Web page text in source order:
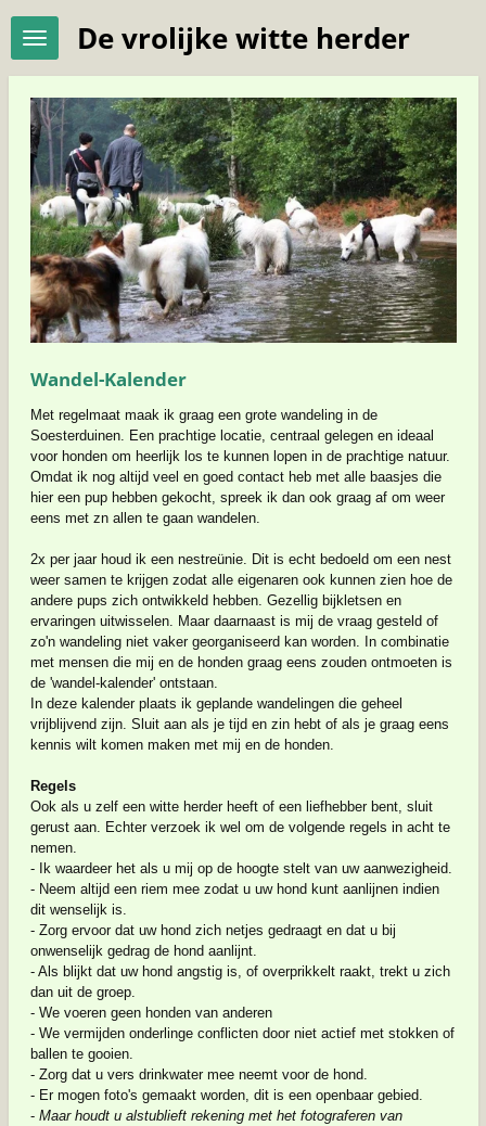
Ga
direct
naar
hoofdinhoud
De vrolijke witte herder
Wandel-Kalender
Met regelmaat maak ik graag een grote wandeling in de
Soesterduinen. Een prachtige locatie, centraal gelegen en ideaal
voor honden om heerlijk los te kunnen lopen in de prachtige natuur.
Omdat ik nog altijd veel en goed contact heb met alle baasjes die
hier een pup hebben gekocht, spreek ik dan ook graag af om weer
eens met zn allen te gaan wandelen.
2x per jaar houd ik een nestreünie. Dit is echt bedoeld om een nest
weer samen te krijgen zodat alle eigenaren ook kunnen zien hoe de
andere pups zich ontwikkeld hebben. Gezellig bijkletsen en
ervaringen uitwisselen. Maar daarnaast is mij de vraag gesteld of
zo'n wandeling niet vaker georganiseerd kan worden. In combinatie
met mensen die mij en de honden graag eens zouden ontmoeten is
de 'wandel-kalender' ontstaan.
In deze kalender plaats ik geplande wandelingen die geheel
vrijblijvend zijn. Sluit aan als je tijd en zin hebt of als je graag eens
kennis wilt komen maken met mij en de honden.
Regels
Ook als u zelf een witte herder heeft of een liefhebber bent, sluit
gerust aan. Echter verzoek ik wel om de volgende regels in acht te
nemen.
- Ik waardeer het als u mij op de hoogte stelt van uw aanwezigheid.
- Neem altijd een riem mee zodat u uw hond kunt aanlijnen indien
dit wenselijk is.
- Zorg ervoor dat uw hond zich netjes gedraagt en dat u bij
onwenselijk gedrag de hond aanlijnt.
- Als blijkt dat uw hond angstig is, of overprikkelt raakt, trekt u zich
dan uit de groep.
- We voeren geen honden van anderen
- We vermijden onderlinge conflicten door niet actief met stokken of
ballen te gooien.
- Zorg dat u vers drinkwater mee neemt voor de hond.
- Er mogen foto's gemaakt worden, dit is een openbaar gebied.
- Maar houdt u alstublieft rekening met het fotograferen van